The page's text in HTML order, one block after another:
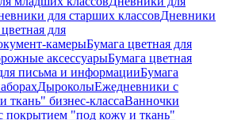
для старших классовДневники
для
камерыБумага цветная для
аксессуарыБумага цветная
письма и информацииБумага
ДыроколыЕжедневники с
бизнес-классаВанночки
покрытием "под кожу и ткань"